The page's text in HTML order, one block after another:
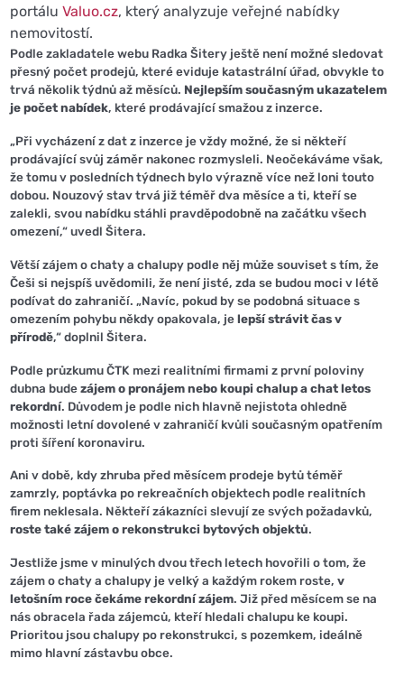
portáluValuo.cz, který analyzuje veřejné nabídky
nemovitostí.
Podle zakladatele webu Radka Šitery ještě není možné sledovat
přesný počet prodejů, které eviduje katastrální úřad, obvykle to
trvá několik týdnů až měsíců. Nejlepším současným ukazatelem
je počet nabídek, které prodávající smažou z inzerce.
„Při vycházení z dat z inzerce je vždy možné, že si někteří
prodávající svůj záměr nakonec rozmysleli. Neočekáváme však,
že tomu v posledních týdnech bylo výrazně více než loni touto
dobou. Nouzový stav trvá již téměř dva měsíce a ti, kteří se
zalekli, svou nabídku stáhli pravděpodobně na začátku všech
omezení,“ uvedl Šitera.
Větší zájem o chaty a chalupy podle něj může souviset s tím, že
Češi si nejspíš uvědomili, že není jisté, zda se budou moci v létě
podívat do zahraničí. „Navíc, pokud by se podobná situace s
omezením pohybu někdy opakovala, jelepší strávit čas v
přírodě,“ doplnil Šitera.
Podle průzkumu ČTK mezi realitními firmami z první poloviny
dubna budezájem o pronájem nebo koupi chalup a chat letos
rekordní. Důvodem je podle nich hlavně nejistota ohledně
možnosti letní dovolené v zahraničí kvůli současným opatřením
proti šíření koronaviru.
Ani v době, kdy zhruba před měsícem prodeje bytů téměř
zamrzly, poptávka po rekreačních objektech podle realitních
firem neklesala. Někteří zákazníci slevují ze svých požadavků,
roste také zájem o rekonstrukci bytových objektů.
Jestliže jsme v minulých dvou třech letech hovořili o tom, že
zájem o chaty a chalupy je velký a každým rokem roste,v
letošním roce čekáme rekordní zájem. Již před měsícem se na
nás obracela řada zájemců, kteří hledali chalupu ke koupi.
Prioritou jsou chalupy po rekonstrukci, s pozemkem, ideálně
mimo hlavní zástavbu obce.